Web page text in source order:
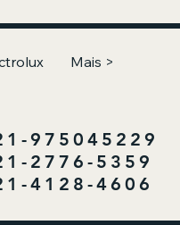
Mais >
975045229
2776-5359
4128-4606